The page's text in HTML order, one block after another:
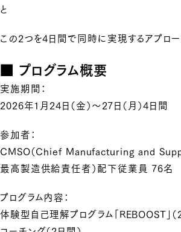
と
この2つを4日間で同時に実現するアプロー
■ プログラム概要
実施期間：
2026年1月24日（金）〜27日（月）4日間
参加者：
CMSO（Chief Manufacturing and
最高製造供給責任者）配下従業員 76名
プログラム内容：
体験型自己理解プログラム「REBOOST」